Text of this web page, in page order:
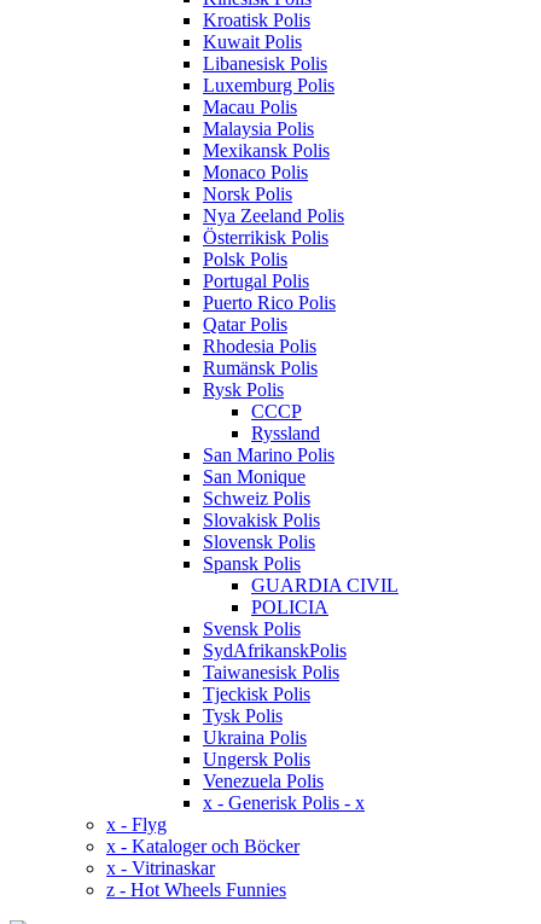
Kroatisk Polis
Kuwait Polis
Libanesisk Polis
Luxemburg Polis
Macau Polis
Malaysia Polis
Mexikansk Polis
Monaco Polis
Norsk Polis
Nya Zeeland Polis
Österrikisk Polis
Polsk Polis
Portugal Polis
Puerto Rico Polis
Qatar Polis
Rhodesia Polis
Rumänsk Polis
Rysk Polis
CCCP
Ryssland
San Marino Polis
San Monique
Schweiz Polis
Slovakisk Polis
Slovensk Polis
Spansk Polis
GUARDIA CIVIL
POLICIA
Svensk Polis
SydAfrikanskPolis
Taiwanesisk Polis
Tjeckisk Polis
Tysk Polis
Ukraina Polis
Ungersk Polis
Venezuela Polis
x - Generisk Polis - x
x - Flyg
x - Kataloger och Böcker
x - Vitrinaskar
z - Hot Wheels Funnies